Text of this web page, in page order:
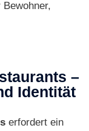
–
Identität
erfordert ein